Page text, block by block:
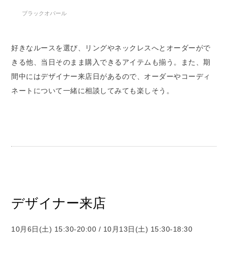
ブラックオパール
好きなルースを選び、リングやネックレスへとオーダーがで
きる他、当日そのまま購入できるアイテムも揃う。また、期
間中にはデザイナー来店日があるので、オーダーやコーディ
ネートについて一緒に相談してみても楽しそう。
デザイナー来店
10月6日(土) 15:30-20:00 / 10月13日(土) 15:30-18:30